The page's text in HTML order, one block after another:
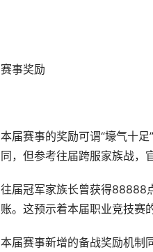
赛事奖励
本届赛事的奖励可谓“壕气十
同，但参考往届跨服家族战，
往届冠军家族长曾获得88888
账。这预示着本届职业竞技赛
本届赛事新增的备战奖励机制